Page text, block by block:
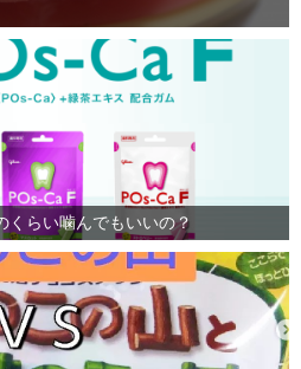
くらい噛んでもいいの？